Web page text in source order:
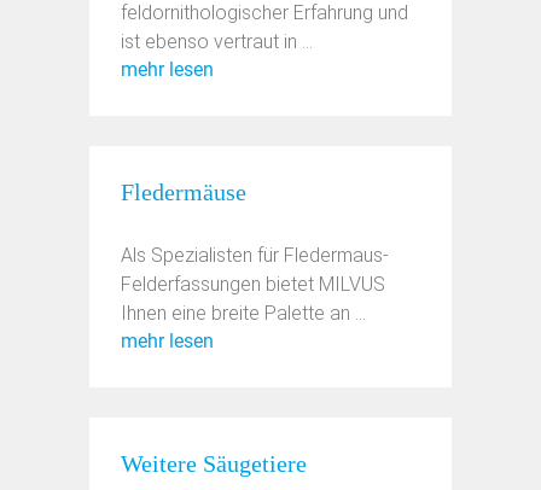
feldornithologischer Erfahrung und
ist ebenso vertraut in ...
mehr lesen
Fledermäuse
Als Spezialisten für Fledermaus-
Felderfassungen bietet MILVUS
Ihnen eine breite Palette an ...
mehr lesen
Weitere Säugetiere